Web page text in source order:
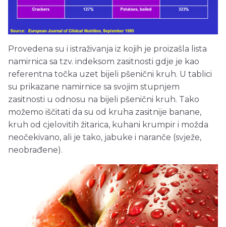
Provedena su i istraživanja iz kojih je proizašla lista
namirnica sa tzv. indeksom zasitnosti gdje je kao
referentna točka uzet bijeli pšenični kruh. U tablici
su prikazane namirnice sa svojim stupnjem
zasitnosti u odnosu na bijeli pšenični kruh. Tako
možemo iščitati da su od kruha zasitnije banane,
kruh od cjelovitih žitarica, kuhani krumpir i možda
neočekivano, ali je tako, jabuke i naranče (svježe,
neobrađene).